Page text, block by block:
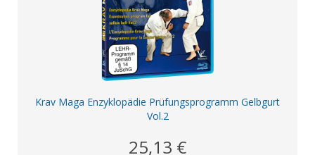
Krav Maga Enzyklopädie Prüfungsprogramm Gelbgurt
Vol.2
25,13 €